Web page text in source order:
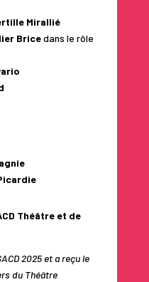
Mirallié
Bricedans le rôle
Théâtre et de
2025 et a reçu le
du Théâtre